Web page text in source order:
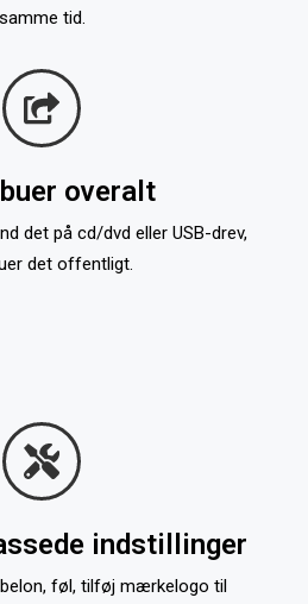
samme tid.
overalt
det på cd/dvd eller USB-drev,
det offentligt.
indstillinger
føl, tilføj mærkelogo til